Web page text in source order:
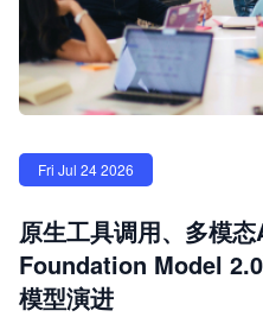
Fri Jul 24 2026
原生工具调用、多模
Foundation Model
模型演进